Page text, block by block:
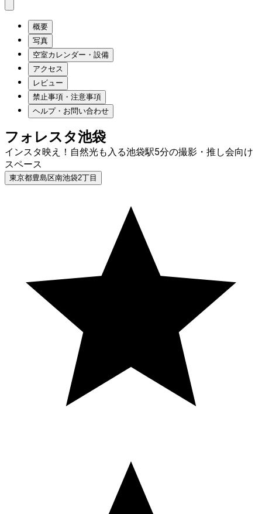
概要
写真
空室カレンダー・設備
アクセス
レビュー
禁止事項・注意事項
ヘルプ・お問い合わせ
フォレスタ池袋
インスタ映え！自然光も入る池袋駅5分の撮影・推し会向け
スペース
東京都豊島区南池袋2丁目